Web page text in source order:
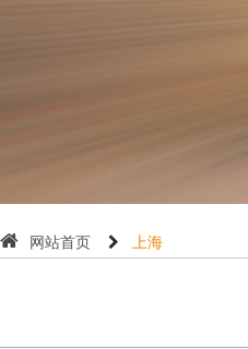
网站首页 上海